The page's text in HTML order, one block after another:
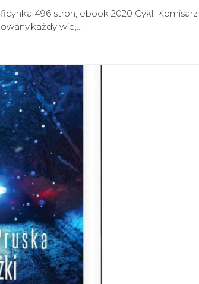
496 stron, ebook 2020 Cykl: Komisarz
wie,…